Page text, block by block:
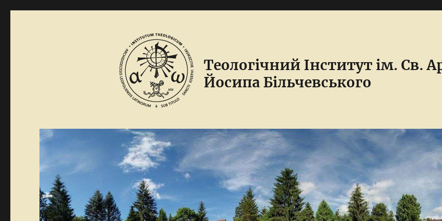
Теологічний Інститут ім. Св.
Йосипа Більчевського